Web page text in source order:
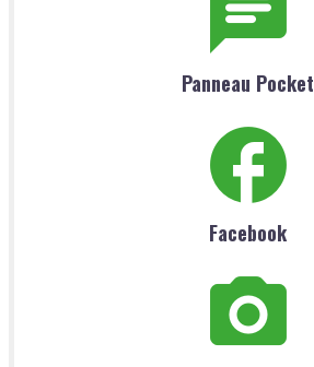
Panneau Pocket
Facebook